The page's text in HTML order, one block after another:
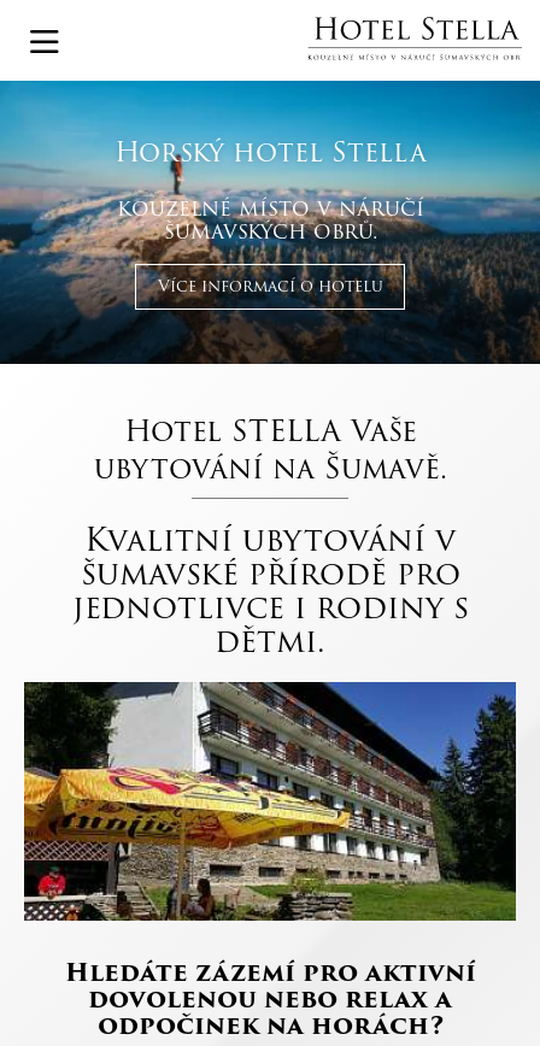
Horský hotel Stella
kouzelné místo v náručí
šumavských obrů.
Více informací o hotelu
Hotel STELLA Vaše
ubytování na Šumavě.
Kvalitní ubytování v
šumavské přírodě pro
jednotlivce i rodiny s
dětmi.
Hledáte zázemí pro aktivní
dovolenou nebo relax a
odpočinek na horách?